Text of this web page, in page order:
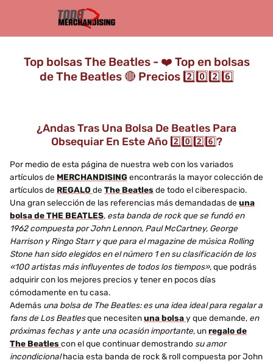
Top bolsas The Beatles - ❤️ Top en bolsas
de The Beatles 🔴 Precios 2️⃣0️⃣2️⃣6️⃣
¿Andas Tras Una Bolsa De Beatles Para
Obsequiar En Este Año 2️⃣0️⃣2️⃣6️⃣?
Por medio de esta página de nuestra web con los variados
artículos de MERCHANDISINGencontrarás la mayor colección de
artículos de REGALO de The Beatles de todo el ciberespacio.
Una gran selección de las referencias más demandadas de una
bolsa de THE BEATLES, esta banda de rock que se fundó en
1962 compuesta por John Lennon, Paul McCartney, George
Harrison y Ringo Starr y que para el magazine de música Rolling
Stone han sido elegidos en el número 1 en su clasificación de los
«100 artistas más influyentes de todos los tiempos», que podrás
adquirir con los mejores precios y tener en pocos días
cómodamente en tu casa.
Además una bolsa de The Beatles: es una idea ideal para regalar a
fans de Los Beatlesque necesitenuna bolsay que demande, en
próximas fechas y ante una ocasión importante, unregalo de
The Beatles con el que continuar demostrando su amor
incondicionalhacia esta banda de rock & roll compuesta por John